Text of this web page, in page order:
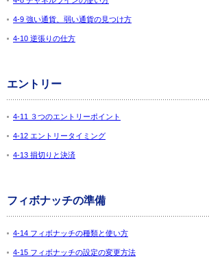
4-9 強い通貨、弱い通貨の見つけ方
4-10 逆張りの仕方
エントリー
4-11 ３つのエントリーポイント
4-12 エントリータイミング
4-13 損切りと決済
フィボナッチの準備
4-14 フィボナッチの種類と使い方
4-15 フィボナッチの設定の変更方法